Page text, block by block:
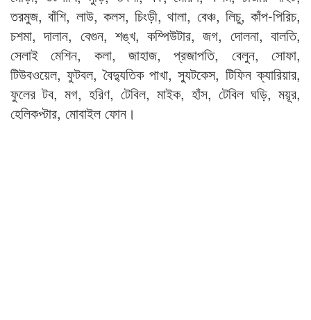
তরমুজ, বাঁশি, লাউ, কলস, চিংড়ী, থালা, বেঞ্চ, লিচু, কাঁপ-পিরিচ,
চশমা, দালান, বেগুন, শঙ্খ, কম্পিউটার, জগ, দোলনা, বালতি,
সেলাই মেশিন, কলা, জাহাজ, প্রজাপতি, বেলুন, সোফা,
টিউবওয়েল, ফুটবল, বৈদ্যুতিক পাখা, স্যুটকেস, টিফিন ক্যারিয়ার,
ফুলের টব, মগ, হরিণ, টেবিল, মাইক, হাঁস, টেবিল ঘড়ি, ময়ূর,
হেলিকপ্টার, মোবাইল ফোন।